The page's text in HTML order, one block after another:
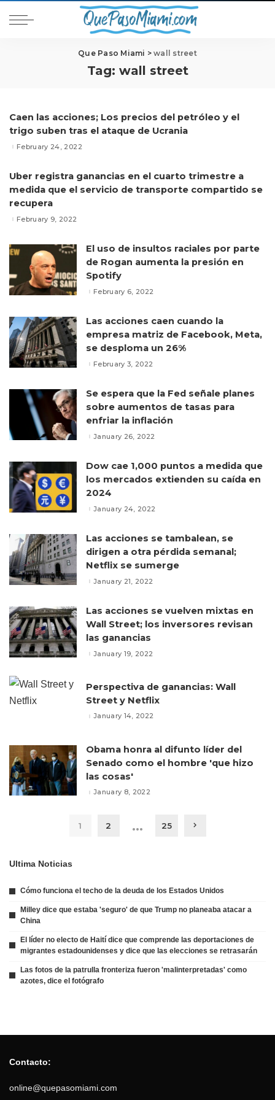
Que Paso Miami >wall street
Tag: wall street
Caen las acciones; Los precios del petróleo y el
trigo suben tras el ataque de Ucrania
February 24, 2022
Uber registra ganancias en el cuarto trimestre a
medida que el servicio de transporte compartido se
recupera
February 9, 2022
El uso de insultos raciales por parte
de Rogan aumenta la presión en
Spotify
February 6, 2022
Las acciones caen cuando la
empresa matriz de Facebook, Meta,
se desploma un 26%
February 3, 2022
Se espera que la Fed señale planes
sobre aumentos de tasas para
enfriar la inflación
January 26, 2022
Dow cae 1,000 puntos a medida que
los mercados extienden su caída en
2024
January 24, 2022
Las acciones se tambalean, se
dirigen a otra pérdida semanal;
Netflix se sumerge
January 21, 2022
Las acciones se vuelven mixtas en
Wall Street; los inversores revisan
las ganancias
January 19, 2022
Perspectiva de ganancias: Wall
Street y Netflix
January 14, 2022
Obama honra al difunto líder del
Senado como el hombre 'que hizo
las cosas'
January 8, 2022
1 2 … 25
Ultima Noticias
Cómo funciona el techo de la deuda de los Estados Unidos
Milley dice que estaba 'seguro' de que Trump no planeaba atacar a
China
El líder no electo de Haití dice que comprende las deportaciones de
migrantes estadounidenses y dice que las elecciones se retrasarán
Las fotos de la patrulla fronteriza fueron 'malinterpretadas' como
azotes, dice el fotógrafo
Contacto:
online@quepasomiami.com